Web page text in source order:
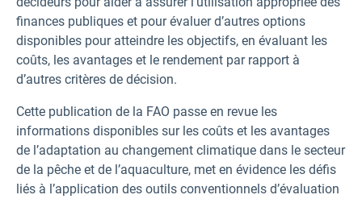
finances publiques et pour évaluer d’autres options
disponibles pour atteindre les objectifs, en évaluant les
coûts, les avantages et le rendement par rapport à
d’autres critères de décision.
Cette publication de la FAO passe en revue les
informations disponibles sur les coûts et les avantages
de l’adaptation au changement climatique dans le secteur
de la pêche et de l’aquaculture, met en évidence les défis
liés à l’application des outils conventionnels d’évaluation